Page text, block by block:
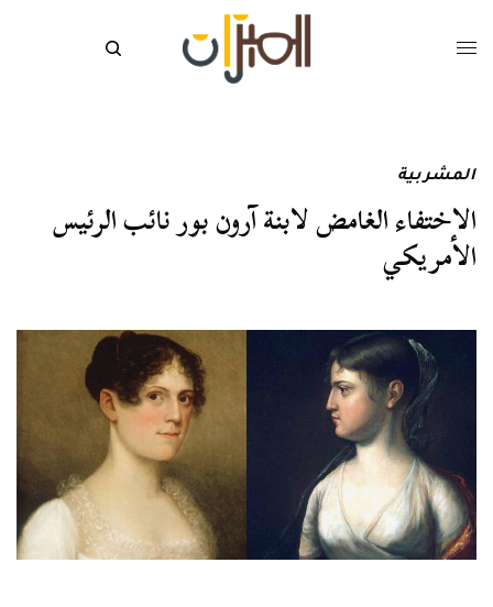
المشربية
الاختفاء الغامض لابنة آرون بور نائب الرئيس
الأمريكي